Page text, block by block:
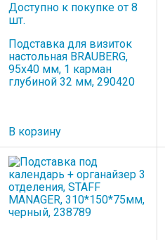
Доступно к покупке от 8
шт.
Подставка для визиток
настольная BRAUBERG,
95х40 мм, 1 карман
глубиной 32 мм, 290420
В корзину